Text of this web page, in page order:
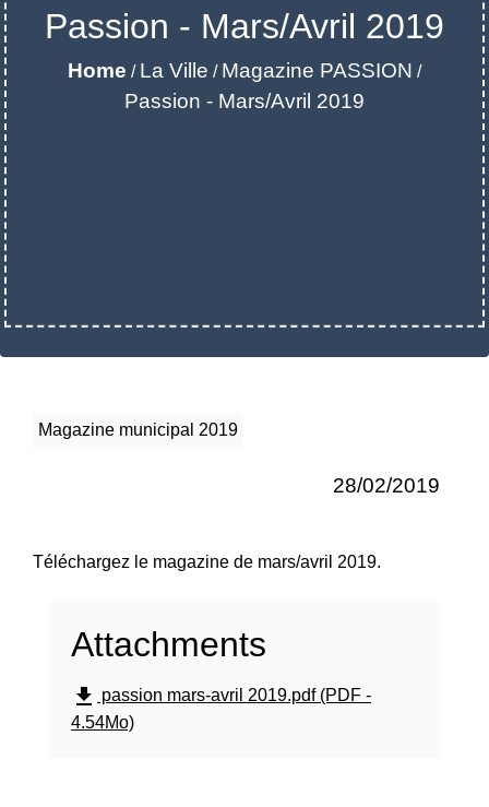
Passion - Mars/Avril 2019
Home / La Ville / Magazine PASSION /
Passion - Mars/Avril 2019
Magazine municipal 2019
28/02/2019
Téléchargez le magazine de mars/avril 2019.
Attachments
file_download passion mars-avril 2019.pdf (PDF -
4.54Mo)